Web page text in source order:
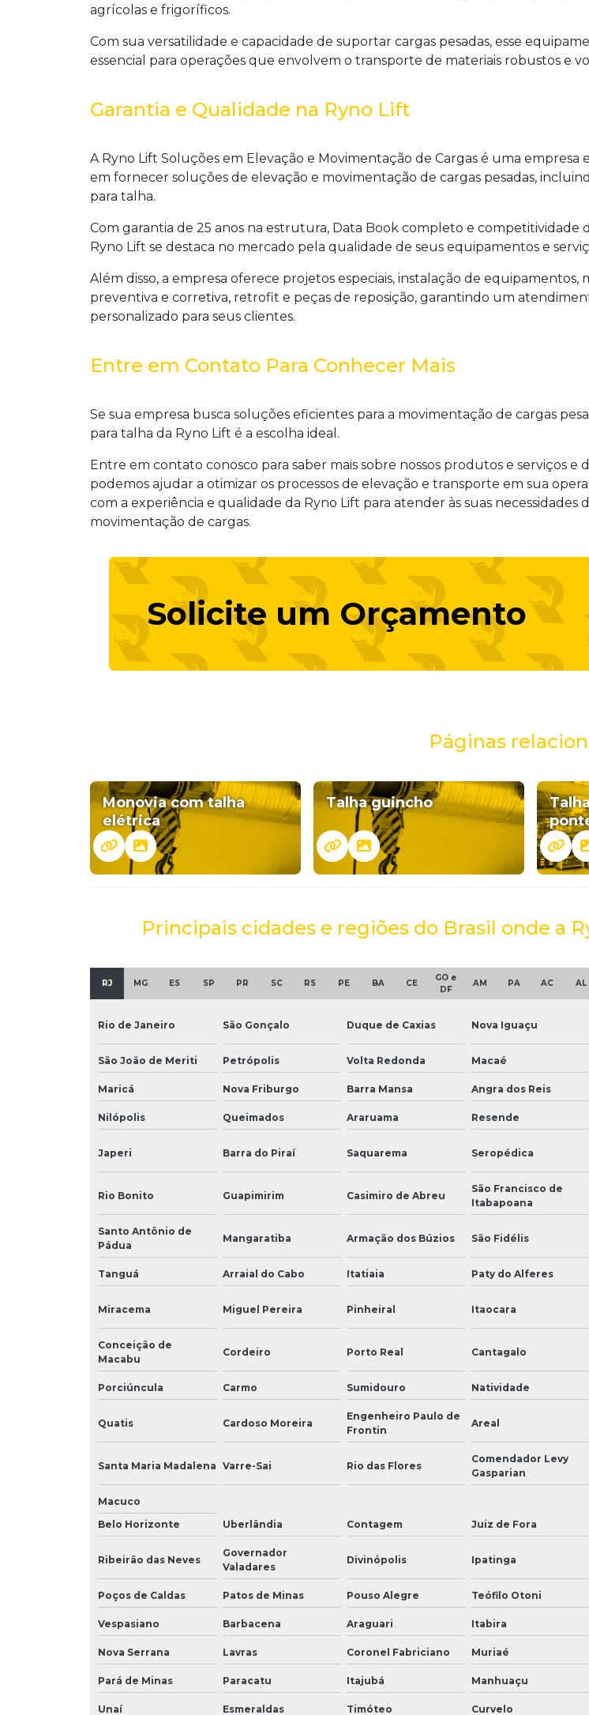
agrícolas e frigoríficos.
Com sua versatilidade e capacidade de suportar cargas pesadas, esse
essencial para operações que envolvem o transporte de materiais robustos e
Garantia e Qualidade na Ryno Lift
A Ryno Lift Soluções em Elevação e Movimentação de Cargas é uma empresa
em fornecer soluções de elevação e movimentação de cargas pesadas,
para talha.
Com garantia de 25 anos na estrutura, Data Book completo e competitividade
Ryno Lift se destaca no mercado pela qualidade de seus equipamentos e
Além disso, a empresa oferece projetos especiais, instalação de equipamentos,
preventiva e corretiva, retrofit e peças de reposição, garantindo um
personalizado para seus clientes.
Entre em Contato Para Conhecer Mais
Se sua empresa busca soluções eficientes para a movimentação de cargas
para talha da Ryno Lift é a escolha ideal.
Entre em contato conosco para saber mais sobre nossos produtos e serviços e
podemos ajudar a otimizar os processos de elevação e transporte em sua
com a experiência e qualidade da Ryno Lift para atender às suas necessidades
movimentação de cargas.
Solicite um Orçamento
Páginas
Monovia com talha
elétrica
Talha guincho
Principais cidades e regiões do Brasil onde a
RJ MG ES SP PR SC RS PE BA CE
GO e
DF
AM PA AC AL
Rio de Janeiro São Gonçalo Duque de Caxias Nova Iguaçu
São João de Meriti Petrópolis Volta Redonda Macaé
Maricá Nova Friburgo Barra Mansa Angra dos Reis
Nilópolis Queimados Araruama Resende
Japeri Barra do Piraí Saquarema Seropédica
Rio Bonito Guapimirim Casimiro de Abreu
São Francisco de
Itabapoana
Santo Antônio de
Pádua
Mangaratiba Armação dos Búzios São Fidélis
Tanguá Arraial do Cabo Itatiaia Paty do Alferes
Miracema Miguel Pereira Pinheiral Itaocara
Conceição de
Macabu
Cordeiro Porto Real Cantagalo
Porciúncula Carmo Sumidouro Natividade
Quatis Cardoso Moreira
Engenheiro Paulo de
Frontin
Areal
Santa Maria Madalena Varre-Sai Rio das Flores
Comendador Levy
Gasparian
Macuco
Belo Horizonte
Uberlândia Contagem Juiz de Fora
Ribeirão das Neves
Governador
Valadares
Divinópolis Ipatinga
Poços de Caldas Patos de Minas Pouso Alegre Teófilo Otoni
Vespasiano Barbacena Araguari Itabira
Nova Serrana Lavras Coronel Fabriciano Muriaé
Pará de Minas Paracatu Itajubá Manhuaçu
Unaí Esmeraldas Timóteo Curvelo